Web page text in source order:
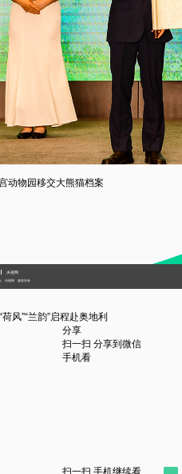
动物园移交大熊猫档案
央视网
央视网 版权所有
荷风”“兰韵”启程赴奥地利
分享
扫一扫 分享到微信
手机看
扫一扫 手机继续看